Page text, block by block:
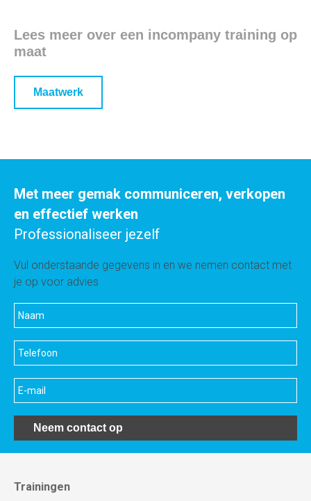
Lees meer over een incompany training op
maat
Maatwerk
Met meer gemak communiceren, verkopen
en effectief werken
Professionaliseer jezelf
Vul onderstaande gegevens in en we nemen contact met
je op voor advies
Neem contact op
Trainingen